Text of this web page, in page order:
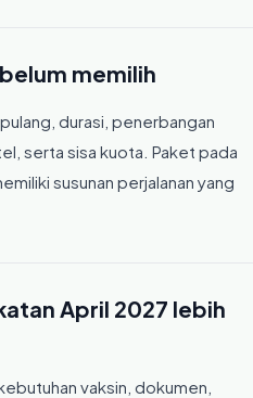
memilih
durasi, penerbangan
serta sisa kuota. Paket pada
susunan perjalanan yang
April 2027 lebih
vaksin, dokumen,